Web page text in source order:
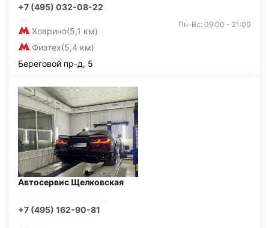
+7 (495) 032-08-22
Ховрино(5,1 км)
Физтех(5,4 км)
Пн-Вс: 09:00 - 21:00
Береговой пр-д, 5
Автосервис Щелковская
+7 (495) 162-90-81